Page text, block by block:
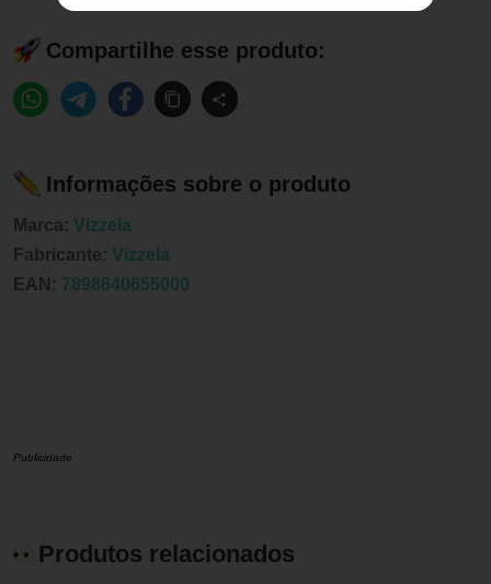
Compartilhe esse produto:
Informações sobre o produto
Marca: Vizzela
Fabricante: Vizzela
EAN: 7898640655000
Publicidade
Produtos relacionados